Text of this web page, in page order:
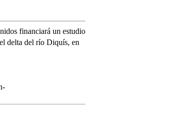
financiará un estudio
delta del río Diquís, en